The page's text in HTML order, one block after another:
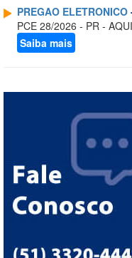
PREGAO ELETRONICO
PCE 28/2026 - PR -
Saiba mais